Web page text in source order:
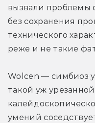
вызвали проблемы
без сохранения
технического
реже и не такие
Wolcen — симбиоз
такой уж
умений